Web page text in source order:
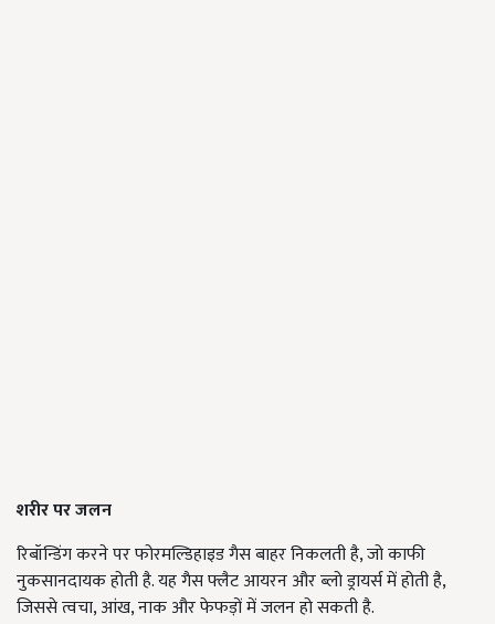
शरीर पर जलन
रिबॉन्डिंग करने पर फोरमल्डिहाइड गैस बाहर निकलती है, जो काफी
नुकसानदायक होती है. यह गैस फ्लैट आयरन और ब्लो ड्रायर्स में होती है,
जिससे त्वचा, आंख, नाक और फेफड़ों में जलन हो सकती है.